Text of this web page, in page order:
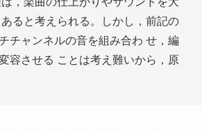
ると考えられる。しかし，前記の
チャンネルの音を組み合わ せ，編
容させる ことは考え難いから，原